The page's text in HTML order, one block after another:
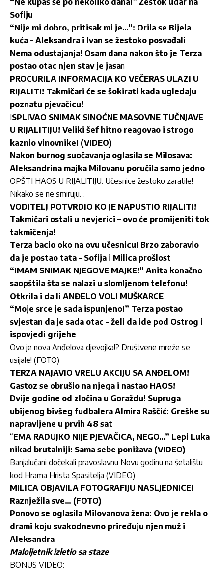
Sofiju
“Nije mi dobro, pritisak mi je…”: Orila se Bijela
kuća – Aleksandra i Ivan se žestoko posvađali
Nema odustajanja! Osam dana nakon što je Terza
postao otac njen stav je jasan
PROCURILA INFORMACIJA KO VEČERAS ULAZI U
RIJALITI! Takmičari će se šokirati kada ugledaju
poznatu pjevačicu!
ISPLIVAO SNIMAK SINOĆNE MASOVNE TUČNJAVE
U RIJALITIJU! Veliki šef hitno reagovao i strogo
kaznio vinovnike! (VIDEO)
Nakon burnog suočavanja oglasila se Milosava:
Aleksandrina majka Milovanu poručila samo jedno
OPŠTI HAOS U RIJALITIJU: Učesnice žestoko zaratile!
Nikako se ne smiruju…
VODITELJ POTVRDIO KO JE NAPUSTIO RIJALITI!
Takmičari ostali u nevjerici – ovo će promijeniti tok
takmičenja!
Terza bacio oko na ovu učesnicu! Brzo zaboravio
da je postao tata – Sofija i Milica prošlost
“IMAM SNIMAK NJEGOVE MAJKE!” Anita konačno
saopštila šta se nalazi u slomljenom telefonu!
Otkrila i da li ANĐELO VOLI MUŠKARCE
“Moje srce je sada ispunjeno!” Terza postao
svjestan da je sada otac – želi da ide pod Ostrog i
ispovjedi grijehe
Ovo je nova Anđelova djevojka!? Društvene mreže se
usijale! (FOTO)
TERZA NAJAVIO VRELU AKCIJU SA ANĐELOM!
Gastoz se obrušio na njega i nastao HAOS!
Dvije godine od zločina u Goraždu! Supruga
ubijenog bivšeg fudbalera Almira Raščić: Greške su
napravljene u prvih 48 sat
“EMA RADUJKO NIJE PJEVAČICA, NEGO…” Lepi Luka
nikad brutalniji: Sama sebe ponižava (VIDEO)
Banjalučani dočekali pravoslavnu Novu godinu na šetalištu
kod Hrama Hrista Spasitelja (VIDEO)
MILICA OBJAVILA FOTOGRAFIJU NASLJEDNICE!
Raznježila sve… (FOTO)
Ponovo se oglasila Milovanova žena: Ovo je rekla o
drami koju svakodnevno priređuju njen muž i
Aleksandra
Maloljetnik izletio sa staze
BONUS VIDEO: